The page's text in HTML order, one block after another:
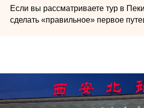
Если вы рассматриваете тур в
сделать «правильное» первое